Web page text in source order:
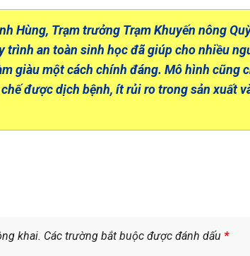
Hùng, Trạm trưởng Trạm Khuyến nông
trình an toàn sinh học đã giúp cho nhiều
giàu một cách chính đáng. Mô hình cũng
được dịch bệnh, ít rủi ro trong sản xuất
khai. Các trường bắt buộc được đánh dấu *